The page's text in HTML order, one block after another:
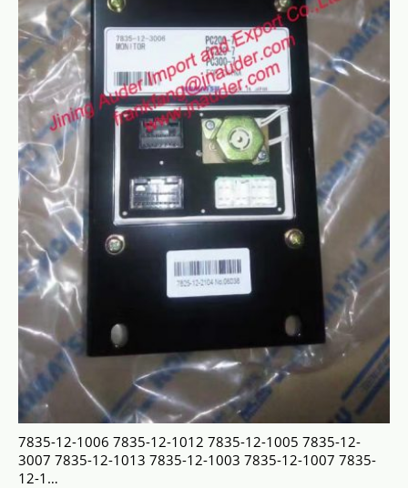
7835-12-1006 7835-12-1012 7835-12-1005 7835-12-
3007 7835-12-1013 7835-12-1003 7835-12-1007 7835-
12-1…